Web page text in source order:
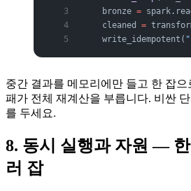
    bronze
=
    cleaned
=
    write_idempotent(
중간 결과를 메모리에만 들고 한 잡
패가 전체 재계산을 부릅니다. 비싼
를 두세요.
8. 동시 실행과 자원 —
러 잡